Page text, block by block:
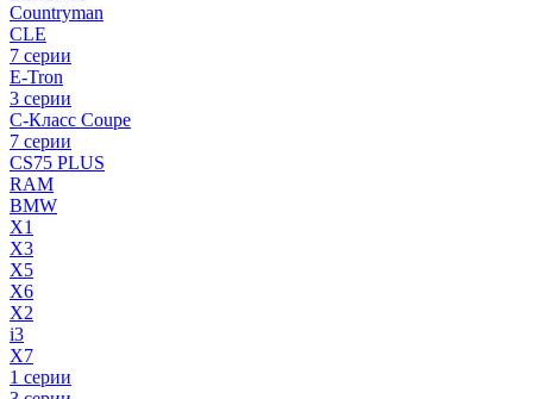
Countryman
CLE
7 серии
E-Tron
3 серии
C-Класс Coupe
7 серии
CS75 PLUS
RAM
BMW
X1
X3
X5
X6
X2
i3
X7
1 серии